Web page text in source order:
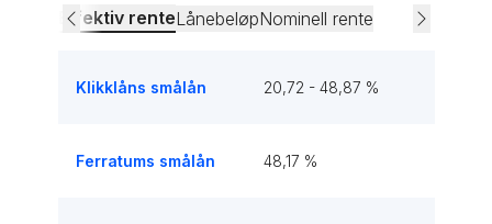
Effektiv renteLånebeløpNominell rente
Klikklåns smålån 20,72 - 48,87 %
Ferratums smålån 48,17 %